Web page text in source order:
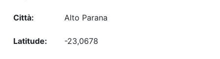
Alto Parana
-23,0678